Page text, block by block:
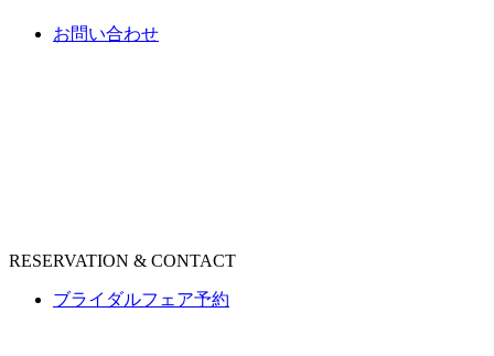
お問い合わせ
RESERVATION & CONTACT
ブライダルフェア予約